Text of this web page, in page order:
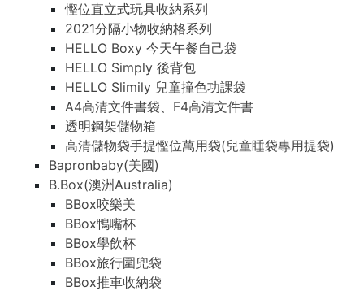
慳位直立式玩具收納系列
2021分隔小物收納格系列
HELLO Boxy 今天午餐自己袋
HELLO Simply 後背包
HELLO Slimily 兒童撞色功課袋
A4高清文件書袋、F4高清文件書
透明鋼架儲物箱
高清儲物袋手提慳位萬用袋(兒童睡袋專用提袋)
Bapronbaby(美國)
B.Box(澳洲Australia)
BBox咬樂美
BBox鴨嘴杯
BBox學飲杯
BBox旅行圍兜袋
BBox推車收納袋